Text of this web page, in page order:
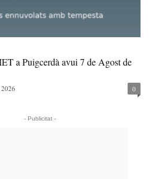
a Puigcerdà avui 7 de Agost de
0
- Publicitat -